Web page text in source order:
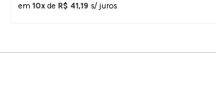
em 10x de R$ 41,19 s/ juros